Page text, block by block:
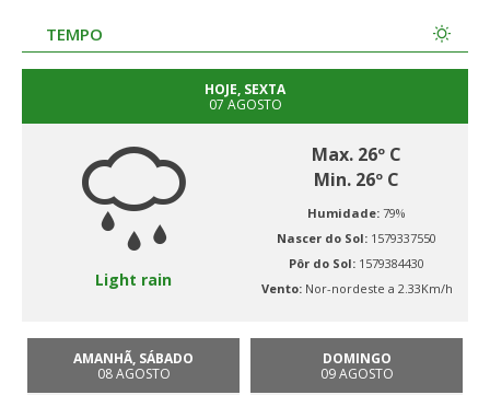
TEMPO
HOJE, SEXTA
07 AGOSTO
Light rain
Max. 26º C
Min. 26º C
Humidade: 79%
Nascer do Sol: 1579337550
Pôr do Sol: 1579384430
Vento: Nor-nordeste a 2.33Km/h
AMANHÃ, SÁBADO
08 AGOSTO
DOMINGO
09 AGOSTO